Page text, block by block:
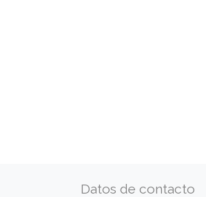
Datos de contacto